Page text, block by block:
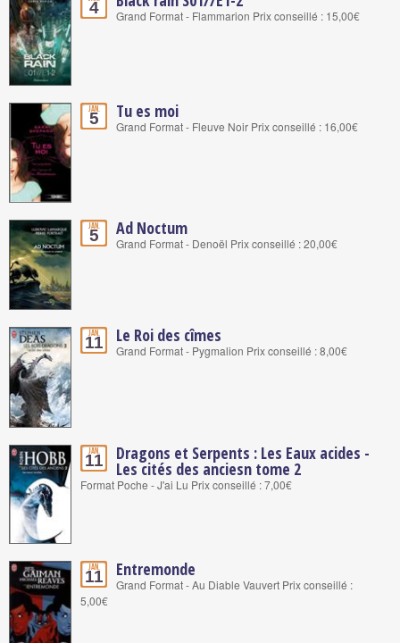
4 Grand Format - Flammarion Prix conseillé : 15,00€
Jan.
5 Tu es moi
Grand Format - Fleuve Noir Prix conseillé : 16,00€
Jan.
5 Ad Noctum
Grand Format - Denoël Prix conseillé : 20,00€
Jan.
11 Le Roi des cîmes
Grand Format - Pygmalion Prix conseillé : 8,00€
Jan.
11 Dragons et Serpents : Les Eaux acides -
Les cités des anciesn tome 2
Format Poche - J'ai Lu Prix conseillé : 7,00€
Jan.
11 Entremonde
Grand Format - Au Diable Vauvert Prix conseillé :
5,00€